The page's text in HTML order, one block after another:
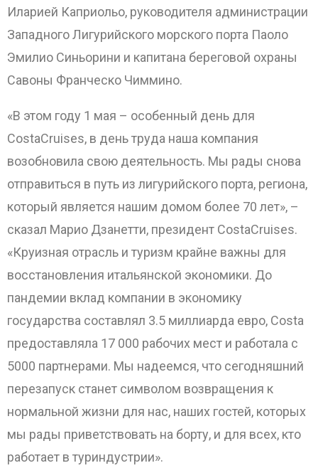
Иларией Каприольо, руководителя администрации
Западного Лигурийского морского порта Паоло
Эмилио Синьорини и капитана береговой охраны
Савоны Франческо Чиммино.
«В этом году 1 мая – особенный день для
CostaCruises, в день труда наша компания
возобновила свою деятельность. Мы рады снова
отправиться в путь из лигурийского порта, региона,
который является нашим домом более 70 лет», –
сказал Марио Дзанетти, президент CostaCruises.
«Круизная отрасль и туризм крайне важны для
восстановления итальянской экономики. До
пандемии вклад компании в экономику
государства составлял 3.5 миллиарда евро, Costa
предоставляла 17 000 рабочих мест и работала с
5000 партнерами. Мы надеемся, что сегодняшний
перезапуск станет символом возвращения к
нормальной жизни для нас, наших гостей, которых
мы рады приветствовать на борту, и для всех, кто
работает в туриндустрии».